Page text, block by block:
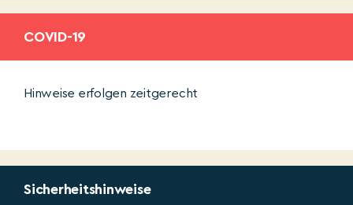
COVID-19
Hinweise erfolgen zeitgerecht
Sicherheitshinweise